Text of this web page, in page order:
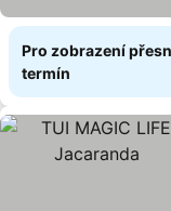
Pro zobrazení
termín